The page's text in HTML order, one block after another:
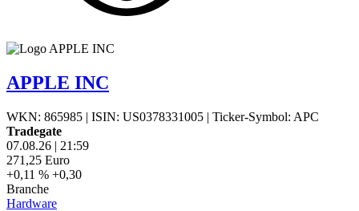
APPLE INC
WKN: 865985 | ISIN: US0378331005 | Ticker-Symbol: APC
Tradegate
07.08.26 | 21:59
271,25 Euro
+0,11 % +0,30
Branche
Hardware